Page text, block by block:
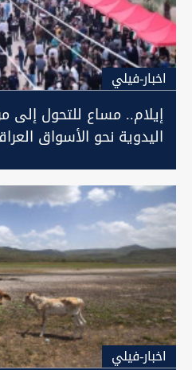
اخبار-فيلي
إيلام.. مساع للتحول إلى
اليدوية نحو الأسواق
اخبار-فيلي